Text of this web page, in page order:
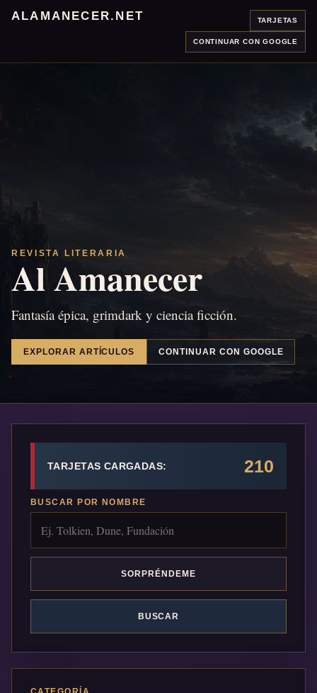
ALAMANECER.NET TARJETAS
CONTINUAR CON GOOGLE
REVISTA LITERARIA
Al Amanecer
Fantasía épica, grimdark y ciencia ficción.
EXPLORAR ARTÍCULOS CONTINUAR CON GOOGLE
TARJETAS CARGADAS: 210
BUSCAR POR NOMBRE
SORPRÉNDEME
BUSCAR